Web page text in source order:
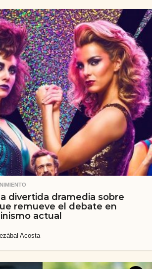
divertida dramedia sobre
remueve el debate en
actual
Acosta